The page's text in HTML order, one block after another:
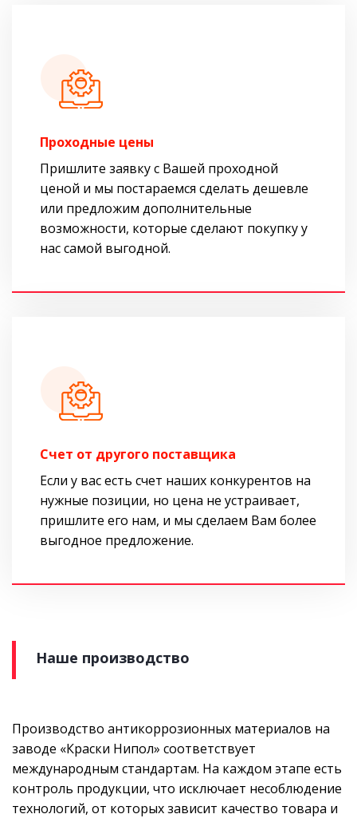
Проходные цены
Пришлите заявку с Вашей проходной
ценой и мы постараемся сделать дешевле
или предложим дополнительные
возможности, которые сделают покупку у
нас самой выгодной.
Cчет от другого поставщика
Если у вас есть счет наших конкурентов на
нужные позиции, но цена не устраивает,
пришлите его нам, и мы сделаем Вам более
выгодное предложение.
Наше производство
Производство антикоррозионных материалов на
заводе «Краски Нипол» соответствует
международным стандартам. На каждом этапе есть
контроль продукции, что исключает несоблюдение
технологий, от которых зависит качество товара и